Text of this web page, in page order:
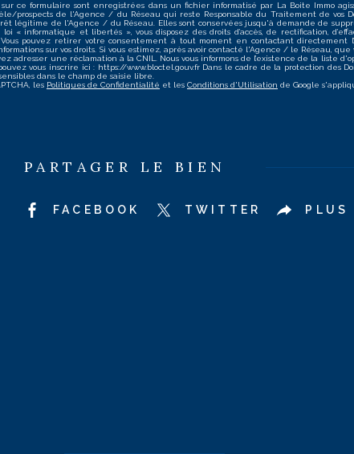
ce formulaire sont enregistrées dans un fichier informatisé par La Boite Immo
prospects de l'Agence / du Réseau qui reste Responsable du Traitement de vos
légitime de l'Agence / du Réseau. Elles sont conservées jusqu'à demande de
« informatique et libertés », vous disposez des droits d’accès, de rectification,
pouvez retirer votre consentement à tout moment en contactant directement
sur vos droits. Si vous estimez, après avoir contacté l'Agence / le Réseau,
adresser une réclamation à la CNIL. Nous vous informons de l’existence de la liste
vous inscrire ici : https://www.bloctel.gouv.fr Dans le cadre de la protection des
dans le champ de saisie libre.
les Politiques de Confidentialité et les Conditions d'Utilisation de Google
PARTAGER LE BIEN
FACEBOOK TWITTER PLUS